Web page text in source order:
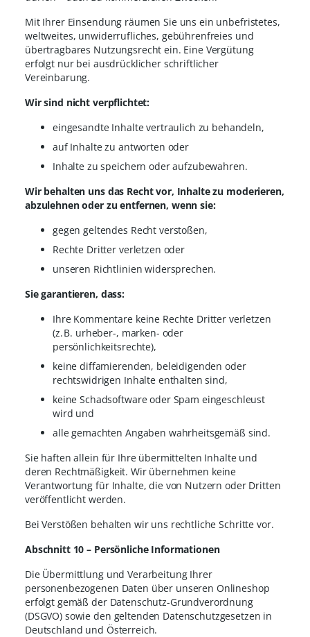
Mit Ihrer Einsendung räumen Sie uns ein unbefristetes,
weltweites, unwiderrufliches, gebührenfreies und
übertragbares Nutzungsrecht ein. Eine Vergütung
erfolgt nur bei ausdrücklicher schriftlicher
Vereinbarung.
Wir sind nicht verpflichtet:
eingesandte Inhalte vertraulich zu behandeln,
auf Inhalte zu antworten oder
Inhalte zu speichern oder aufzubewahren.
Wir behalten uns das Recht vor, Inhalte zu moderieren,
abzulehnen oder zu entfernen, wenn sie:
gegen geltendes Recht verstoßen,
Rechte Dritter verletzen oder
unseren Richtlinien widersprechen.
Sie garantieren, dass:
Ihre Kommentare keine Rechte Dritter verletzen
(z. B. urheber-, marken- oder
persönlichkeitsrechte),
keine diffamierenden, beleidigenden oder
rechtswidrigen Inhalte enthalten sind,
keine Schadsoftware oder Spam eingeschleust
wird und
alle gemachten Angaben wahrheitsgemäß sind.
Sie haften allein für Ihre übermittelten Inhalte und
deren Rechtmäßigkeit. Wir übernehmen keine
Verantwortung für Inhalte, die von Nutzern oder Dritten
veröffentlicht werden.
Bei Verstößen behalten wir uns rechtliche Schritte vor.
Abschnitt 10 – Persönliche Informationen
Die Übermittlung und Verarbeitung Ihrer
personenbezogenen Daten über unseren Onlineshop
erfolgt gemäß der Datenschutz-Grundverordnung
(DSGVO) sowie den geltenden Datenschutzgesetzen in
Deutschland und Österreich.